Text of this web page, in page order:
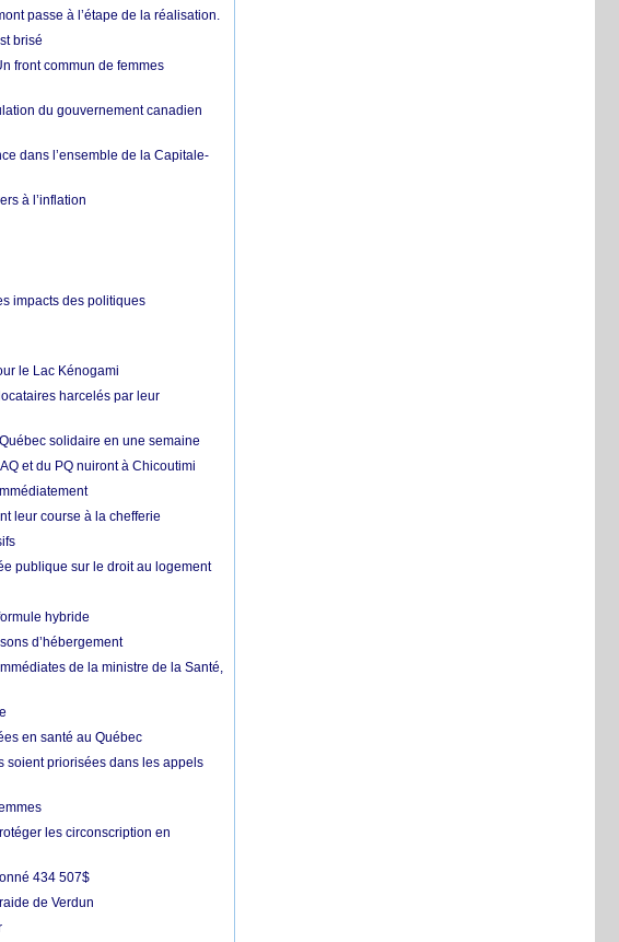
passe à l’étape de la réalisation.
brisé
front commun de femmes
du gouvernement canadien
dans l’ensemble de la Capitale-
à l’inflation
impacts des politiques
le Lac Kénogami
harcelés par leur
solidaire en une semaine
et du PQ nuiront à Chicoutimi
leur course à la chefferie
publique sur le droit au logement
hybride
d’hébergement
de la ministre de la Santé,
en santé au Québec
soient priorisées dans les appels
les circonscription en
434 507$
de Verdun